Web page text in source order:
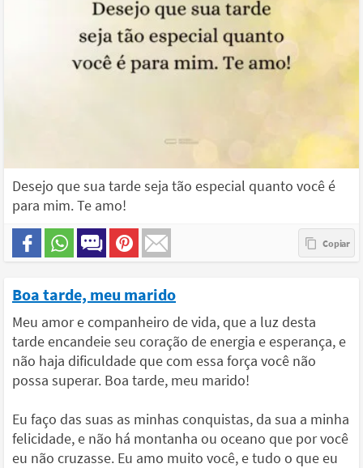
Desejo que sua tarde seja tão especial quanto você é
para mim. Te amo!
Boa tarde, meu marido
Meu amor e companheiro de vida, que a luz desta
tarde encandeie seu coração de energia e esperança, e
não haja dificuldade que com essa força você não
possa superar. Boa tarde, meu marido!
Eu faço das suas as minhas conquistas, da sua a minha
felicidade, e não há montanha ou oceano que por você
eu não cruzasse. Eu amo muito você, e tudo o que eu